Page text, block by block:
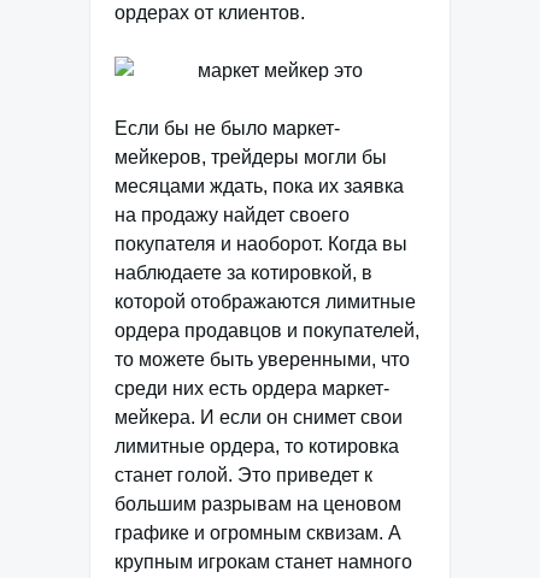
ордерах от клиентов.
Если бы не было маркет-
мейкеров, трейдеры могли бы
месяцами ждать, пока их заявка
на продажу найдет своего
покупателя и наоборот. Когда вы
наблюдаете за котировкой, в
которой отображаются лимитные
ордера продавцов и покупателей,
то можете быть уверенными, что
среди них есть ордера маркет-
мейкера. И если он снимет свои
лимитные ордера, то котировка
станет голой. Это приведет к
большим разрывам на ценовом
графике и огромным сквизам. А
крупным игрокам станет намного